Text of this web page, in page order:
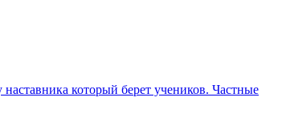
который берет учеников. Частные